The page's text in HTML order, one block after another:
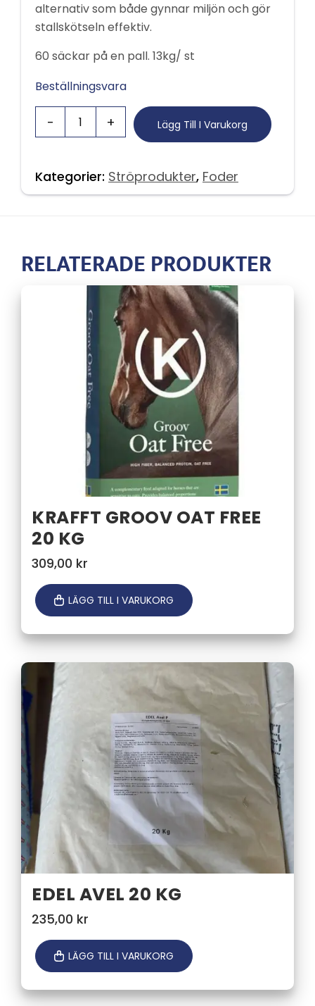
alternativ som både gynnar miljön och gör
stallskötseln effektiv.
60 säckar på en pall. 13kg/ st
Beställningsvara
Lägg Till I Varukorg
Kategorier: Ströprodukter, Foder
RELATERADE PRODUKTER
KRAFFT GROOV OAT FREE
20 KG
309,00 kr
LÄGG TILL I VARUKORG
EDEL AVEL 20 KG
235,00 kr
LÄGG TILL I VARUKORG